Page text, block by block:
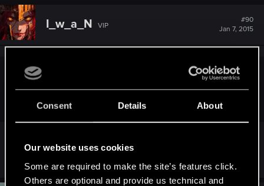
Consent Details About
Our website uses cookies
Some are required to make the site’s features click.
Others are optional and provide us technical and
I_w_a_N VIP
#90
Jan 7, 2015
Blashix said:
"Łamiącą wiadomość" :troll: ...